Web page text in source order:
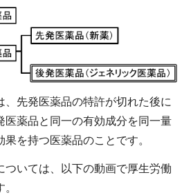
、先発医薬品の特許が切れた後に
医薬品と同一の有効成分を同一量
を持つ医薬品のことです。
ついては、以下の動画で厚生労働